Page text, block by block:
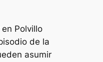
Polvillo
de la
asumir